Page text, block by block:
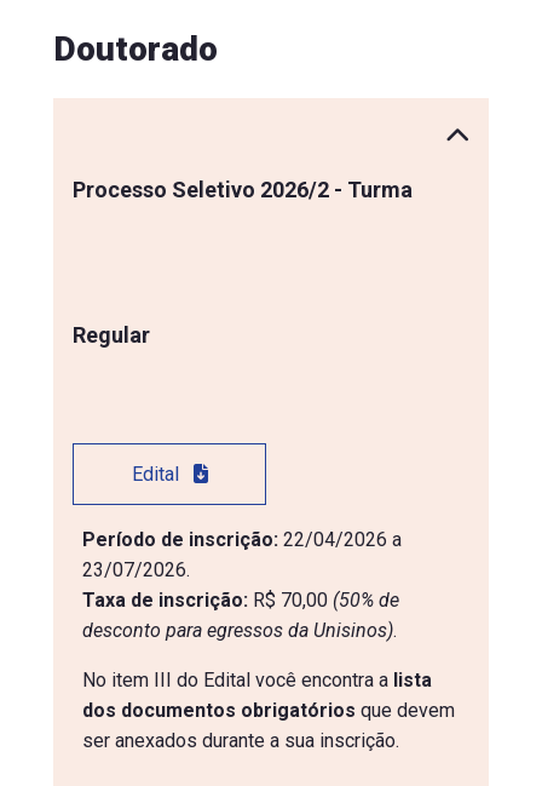
Doutorado
Processo Seletivo 2026/2 - Turma
Regular
Edital
Período de inscrição: 22/04/2026 a
23/07/2026.
Taxa de inscrição: R$ 70,00 (50% de
desconto para egressos da Unisinos).
No item III do Edital você encontra a lista
dos documentos obrigatórios que devem
ser anexados durante a sua inscrição.